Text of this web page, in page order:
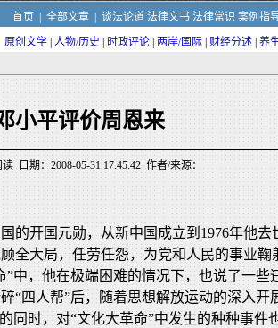
首页 全部文章| 谈法论道 法律文书 法律常识 案例指
原创文学 人物/历史 时政评论 两岸/国际 财经分述 养
小平评价周恩来
日期：2008-05-31 17:45:42 作者/来源：
的开国元勋，从新中国成立到1976年他去
全大局，任劳任怨，为党和人民的事业鞠
”中，他在极端困难的情况下，也说了一些
“四人帮”后，随着思想解放运动的深入开
同时，对“文化大革命”中发生的种种事件